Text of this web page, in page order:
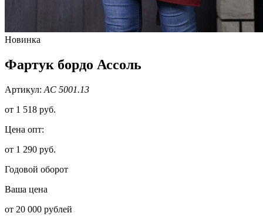
Новинка
Фартук бордо Ассоль
Артикул: АС 5001.13
от 1 518 руб.
Цена опт:
от 1 290 руб.
Годовой оборот
Ваша цена
от 20 000 рублей